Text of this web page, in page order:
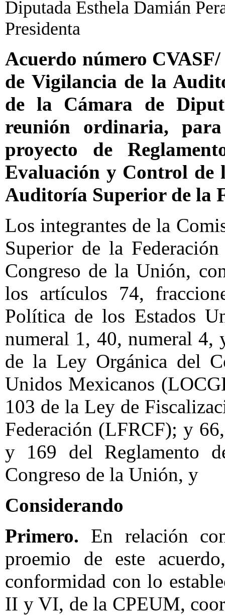
Diputada Esthela Damián
Presidenta
Acuerdo número
de Vigilancia de la
de la Cámara de
reunión ordinaria,
proyecto de
Evaluación y Control de
Auditoría Superior de la
Los integrantes de la
Superior de la
Congreso de la Unión,
los artículos 74,
Política de los Estados
numeral 1, 40, numeral 4,
de la Ley Orgánica del
Unidos Mexicanos
103 de la Ley de
Federación (LFRCF); y
y 169 del Reglamento
Congreso de la Unión, y
Considerando
Primero. En relación
proemio de este
conformidad con lo
II y VI, de la CPEUM,